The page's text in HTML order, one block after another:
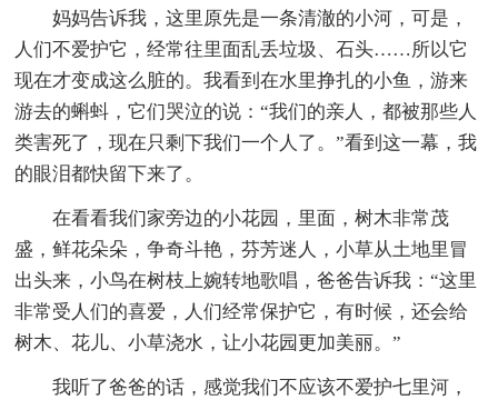
妈妈告诉我，这里原先是一条清澈的小河，可是，
人们不爱护它，经常往里面乱丢垃圾、石头……所以它
现在才变成这么脏的。我看到在水里挣扎的小鱼，游来
游去的蝌蚪，它们哭泣的说：“我们的亲人，都被那些人
类害死了，现在只剩下我们一个人了。”看到这一幕，我
的眼泪都快留下来了。
在看看我们家旁边的小花园，里面，树木非常茂
盛，鲜花朵朵，争奇斗艳，芬芳迷人，小草从土地里冒
出头来，小鸟在树枝上婉转地歌唱，爸爸告诉我：“这里
非常受人们的喜爱，人们经常保护它，有时候，还会给
树木、花儿、小草浇水，让小花园更加美丽。”
我听了爸爸的话，感觉我们不应该不爱护七里河，